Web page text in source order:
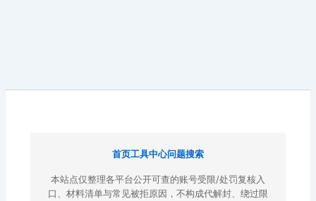
首页工具中心问题搜索
本站点仅整理各平台公开可查的账号受限/处罚复核入
口、材料清单与常见被拒原因，不构成代解封、绕过限